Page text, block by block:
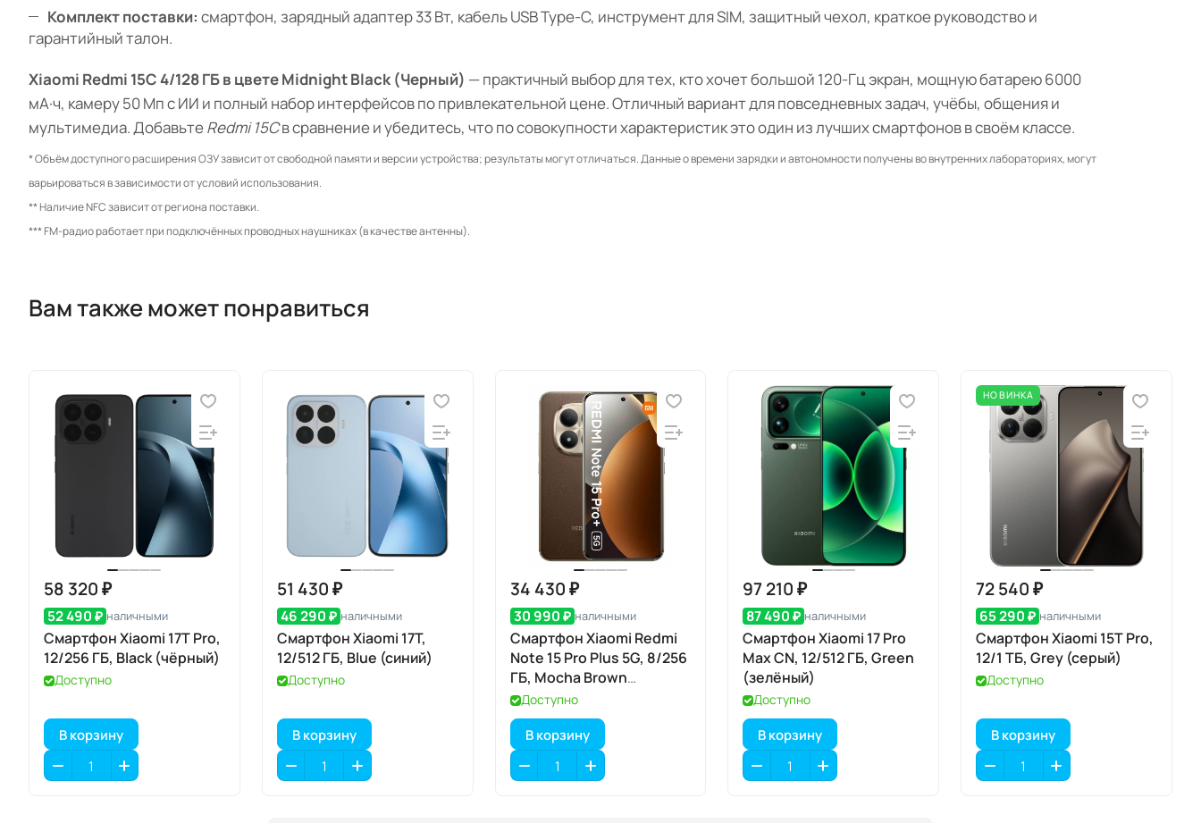
Комплект поставки: смартфон, зарядный адаптер 33 Вт, кабель USB Type-C, инструмент для SIM, защитный чехол, краткое руководство и
гарантийный талон.
Xiaomi Redmi 15C 4/128 ГБ в цвете Midnight Black (Черный) — практичный выбор для тех, кто хочет большой 120-Гц экран, мощную батарею 6000
мА·ч, камеру 50 Мп с ИИ и полный набор интерфейсов по привлекательной цене. Отличный вариант для повседневных задач, учёбы, общения и
мультимедиа. ДобавьтеRedmi 15Cв сравнение и убедитесь, что по совокупности характеристик это один из лучших смартфонов в своём классе.
* Объём доступного расширения ОЗУ зависит от свободной памяти и версии устройства; результаты могут отличаться. Данные о времени зарядки и автономности получены во внутренних лабораториях, могут
варьироваться в зависимости от условий использования.
** Наличие NFC зависит от региона поставки.
*** FM-радио работает при подключённых проводных наушниках (в качестве антенны).
Вам также может понравиться
58 320 ₽
52 490 ₽ наличными
Смартфон Xiaomi 17T Pro,
12/256 ГБ, Black (чёрный)
Доступно
В корзину
51 430 ₽
46 290 ₽ наличными
Смартфон Xiaomi 17T,
12/512 ГБ, Blue (синий)
Доступно
В корзину
34 430 ₽
30 990 ₽ наличными
Смартфон Xiaomi Redmi
Note 15 Pro Plus 5G, 8/256
ГБ, Mocha Brown
(коричневый мокко)
Доступно
В корзину
97 210 ₽
87 490 ₽ наличными
Смартфон Xiaomi 17 Pro
Max CN, 12/512 ГБ, Green
(зелёный)
Доступно
В корзину
НОВИНКА
72 540 ₽
65 290 ₽ наличными
Смартфон Xiaomi 15T Pro,
12/1 ТБ, Grey (серый)
Доступно
В корзину